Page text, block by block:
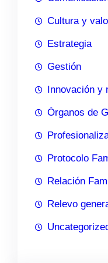
Cultura y
Estrategia
Gestión
Innovación y
Órganos de
Protocolo
Relación
Relevo